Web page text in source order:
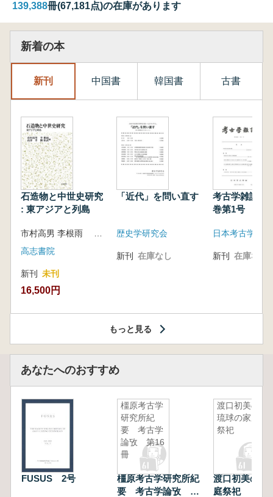
139,388冊(67,181点)の在庫があります
新着の本
新刊 中国書 韓国書 古書
石造物と中世史研究
: 東アジアと列島
高志書院
新刊 未刊
16,500円
「近代」を問い直す
歴史学研究会
新刊 在庫なし
考古学雑誌
巻第1号
日本考古学会
新刊 在庫なし
もっと見る
あなたへのおすすめ
FUSUS 2号
橿原考古学
研究所紀
要 考古学
論攷 第16
冊
橿原考古学研究所紀
要 考古学論攷 第
渡口初美の
琉球の家庭
祭祀
渡口初美の琉
庭祭祀